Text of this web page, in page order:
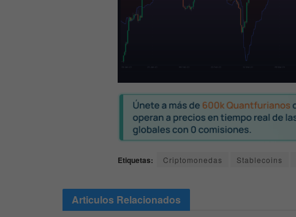
Etiquetas: Criptomonedas Stablecoins
Articulos Relacionados